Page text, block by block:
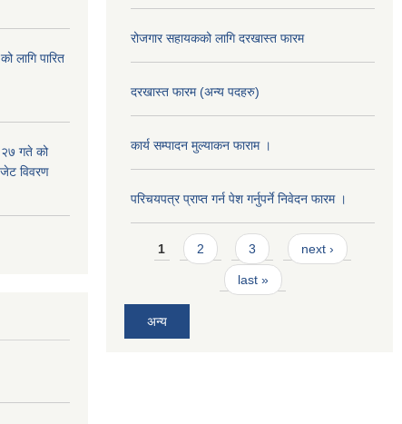
लागि पारित
गते को
विवरण
रोजगार सहायकको लागि दरखास्त फारम
दरखास्त फारम (अन्य पदहरु)
कार्य सम्पादन मुल्याक‌न फाराम ।
परिचयपत्र प्राप्त गर्न पेश गर्नुपर्ने निवेदन फारम ।
Pages
1 2 3 next ›
last »
अन्य